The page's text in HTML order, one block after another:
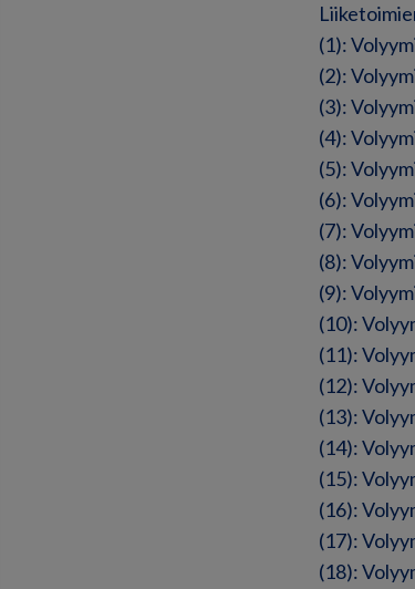
(1):
(2):
(3):
(4):
(5):
(6):
(7):
(8):
(9):
(10):
(11):
(12):
(13):
(14):
(15):
(16):
(17):
(18):